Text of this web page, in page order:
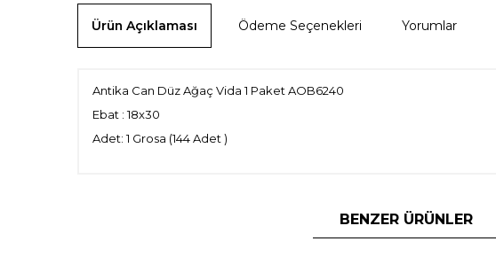
Ürün Açıklaması Ödeme Seçenekleri Yorumlar
Antika Can Düz Ağaç Vida 1 Paket AOB6240
Ebat : 18x30
Adet: 1 Grosa (144 Adet )
BENZER ÜRÜNLER